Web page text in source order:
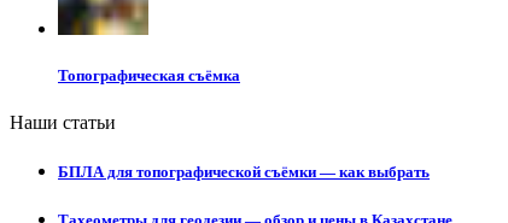
Топографическая съёмка
Наши статьи
БПЛА для топографической съёмки — как выбрать